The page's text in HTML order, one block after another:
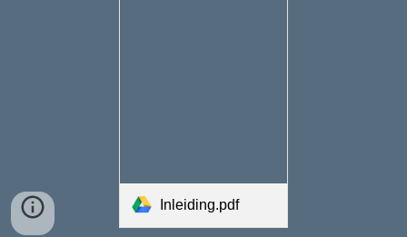
Inleiding.pdf